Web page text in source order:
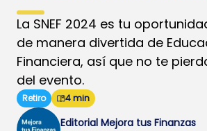
La SNEF 2024 es tu
de manera divertida de
Financiera, así que no te
del evento.
Retiro 4 min
Editorial Mejora tus Finanzas